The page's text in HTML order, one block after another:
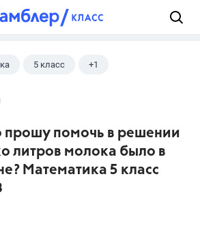
5 класс +1
прошу помочь в решении
литров молока было в
Математика 5 класс